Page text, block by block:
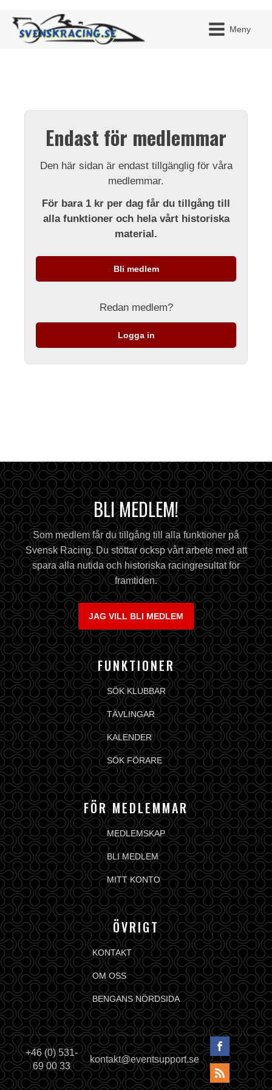
Meny
Endast för medlemmar
Den här sidan är endast tillgänglig för våra
medlemmar.
För bara 1 kr per dag får du tillgång till
alla funktioner och hela vårt historiska
material.
Bli medlem
Redan medlem?
Logga in
BLI MEDLEM!
Som medlem får du tillgång till alla funktioner på
Svensk Racing. Du stöttar ocksp vårt arbete med att
spara alla nutida och historiska racingresultat för
framtiden.
JAG VILL BLI MEDLEM
FUNKTIONER
SÖK KLUBBAR
TÄVLINGAR
KALENDER
SÖK FÖRARE
FÖR MEDLEMMAR
MEDLEMSKAP
BLI MEDLEM
MITT KONTO
ÖVRIGT
KONTAKT
OM OSS
BENGANS NÖRDSIDA
+46 (0) 531-
69 00 33
kontakt@eventsupport.se